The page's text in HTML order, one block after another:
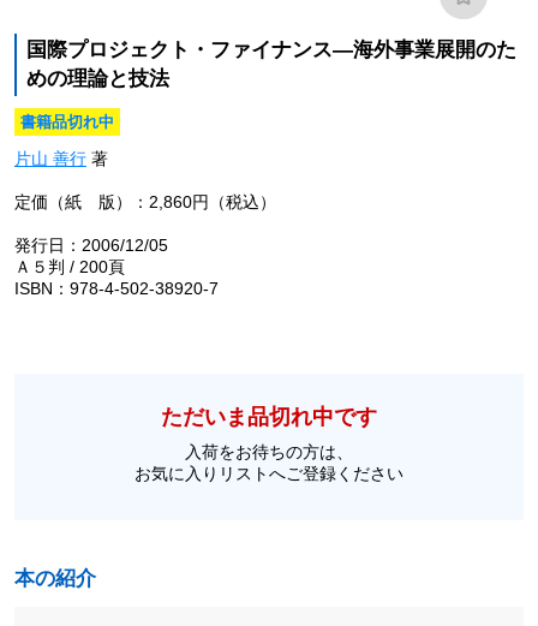
国際プロジェクト・ファイナンス―海外事業展開のた
めの理論と技法
書籍品切れ中
片山 善行著
定価（紙 版）：2,860円（税込）
発行日：2006/12/05
Ａ５判 / 200頁
ISBN：978-4-502-38920-7
ただいま品切れ中です
入荷をお待ちの方は、
お気に入りリストへご登録ください
本の紹介